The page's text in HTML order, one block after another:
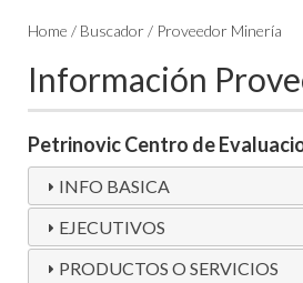
Home / Buscador / Proveedor Minería
Información
Petrinovic Centro de
INFO BASICA
EJECUTIVOS
PRODUCTOS O SERVICIOS